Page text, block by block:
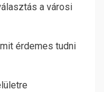
a városi
érdemes tudni